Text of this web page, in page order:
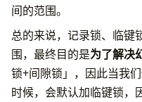
间的范围。
总的来说，记录锁、临键
围，最终目的是为了解决
锁+间隙锁」，因此当我
时候，会默认加临键锁，